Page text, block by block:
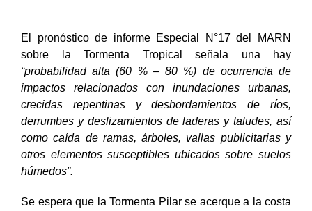
El pronóstico de informe Especial N°17 del MARN
sobre la Tormenta Tropical señala una hay
“probabilidad alta (60 % – 80 %) de ocurrencia de
impactos relacionados con inundaciones urbanas,
crecidas repentinas y desbordamientos de ríos,
derrumbes y deslizamientos de laderas y taludes, así
como caída de ramas, árboles, vallas publicitarias y
otros elementos susceptibles ubicados sobre suelos
húmedos”.
Se espera que la Tormenta Pilar se acerque a la costa